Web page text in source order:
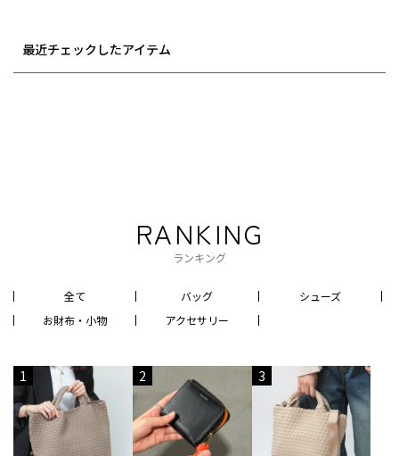
最近チェックしたアイテム
RANKING
ランキング
全て バッグ
シューズ
お財布・小物
アクセサリー
1 2 3